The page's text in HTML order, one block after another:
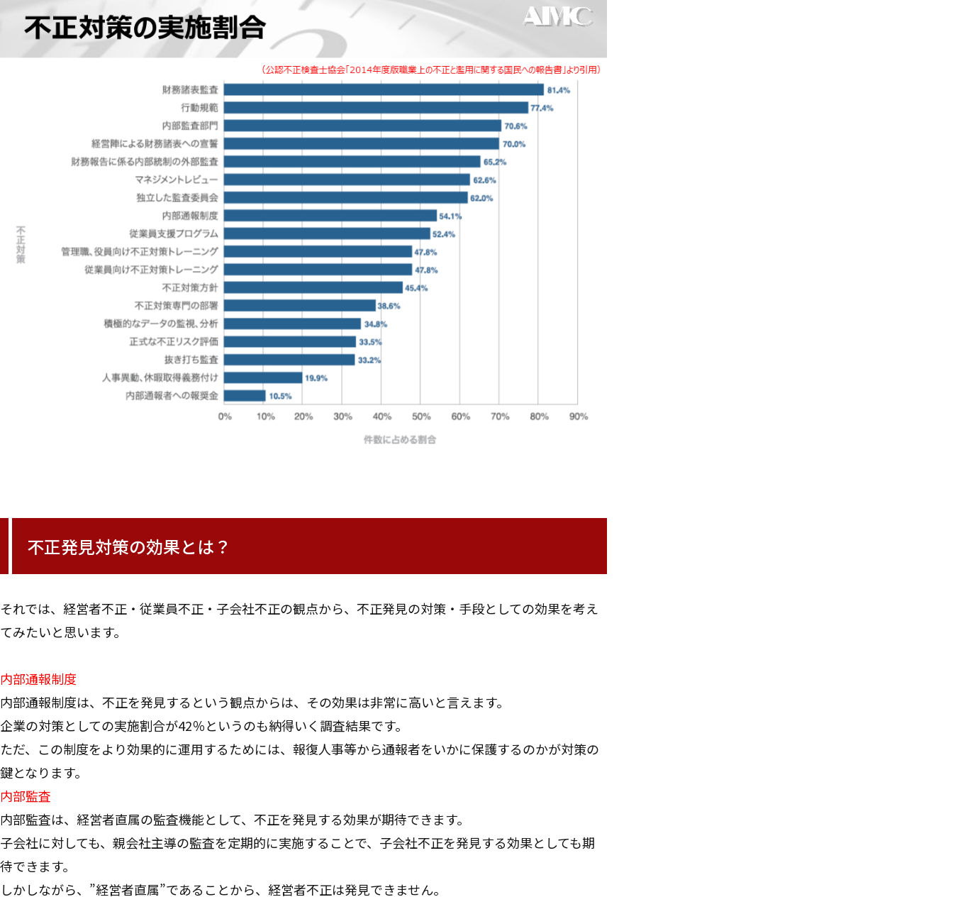
不正発見対策の効果とは？
それでは、経営者不正・従業員不正・子会社不正の観点から、不正発見の対策・手段としての効果を考え
てみたいと思います。
内部通報制度
内部通報制度は、不正を発見するという観点からは、その効果は非常に高いと言えます。
企業の対策としての実施割合が42％というのも納得いく調査結果です。
ただ、この制度をより効果的に運用するためには、報復人事等から通報者をいかに保護するのかが対策の
鍵となります。
内部監査
内部監査は、経営者直属の監査機能として、不正を発見する効果が期待できます。
子会社に対しても、親会社主導の監査を定期的に実施することで、子会社不正を発見する効果としても期
待できます。
しかしながら、”経営者直属”であることから、経営者不正は発見できません。